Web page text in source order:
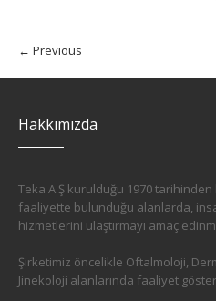
← Previous
Hakkımızda
Teka A.Ş kurulduğu 1970
faaliyette bulunduğu alanlarda,
hizmetlerini ulaştırmayı amaç
Şirketimiz öncelikle Oftalmoloji,
Jinekoloji alanlarında faaliyet